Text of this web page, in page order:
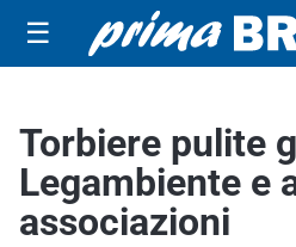
☰
Torbiere pulite
Legambiente e
associazioni